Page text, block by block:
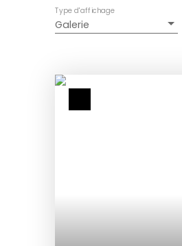
Galerie
Type d'affichage